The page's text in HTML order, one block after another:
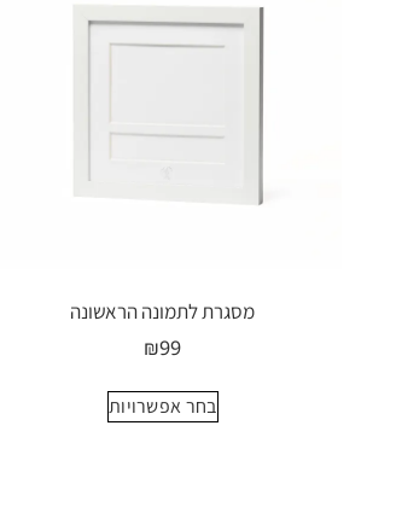
מסגרת לתמונה הראשונה
₪99
בחר אפשרויות